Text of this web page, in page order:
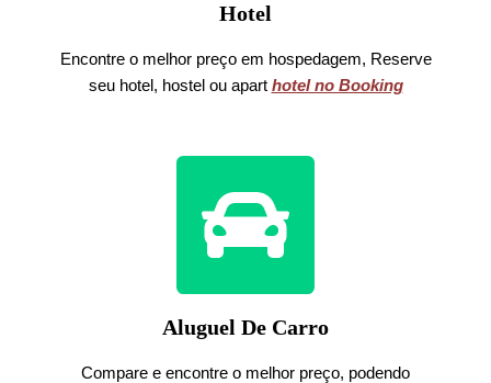
Hotel
Encontre o melhor preço em hospedagem, Reserve
seu hotel, hostel ou apart hotel no Booking
Aluguel De Carro
Compare e encontre o melhor preço, podendo